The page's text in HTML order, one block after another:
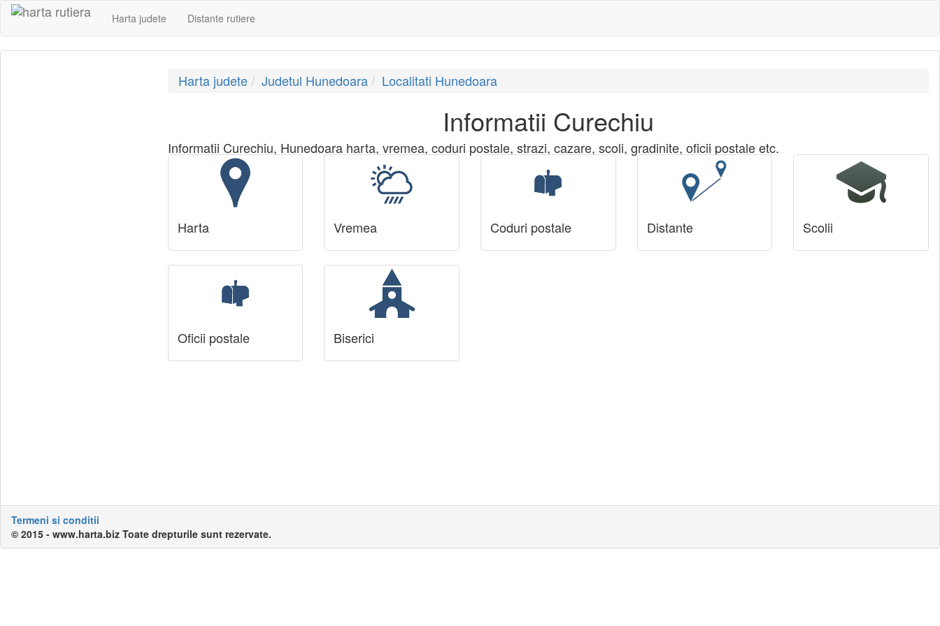
Harta judete Distante rutiere
Harta judete Judetul Hunedoara Localitati Hunedoara
Informatii Curechiu
Informatii Curechiu, Hunedoara harta, vremea, coduri postale, strazi, cazare, scoli, gradinite, oficii postale etc.
Harta Vremea Coduri postale Distante Scolii
Oficii postale Biserici
Termeni si conditii
© 2015 - www.harta.biz Toate drepturile sunt rezervate.